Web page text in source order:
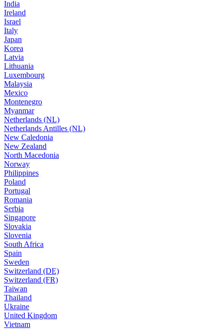
India
Ireland
Israel
Italy
Japan
Korea
Latvia
Lithuania
Luxembourg
Malaysia
Mexico
Montenegro
Myanmar
Netherlands (NL)
Netherlands Antilles (NL)
New Caledonia
New Zealand
North Macedonia
Norway
Philippines
Poland
Portugal
Romania
Serbia
Singapore
Slovakia
Slovenia
South Africa
Spain
Sweden
Switzerland (DE)
Switzerland (FR)
Taiwan
Thailand
Ukraine
United Kingdom
Vietnam